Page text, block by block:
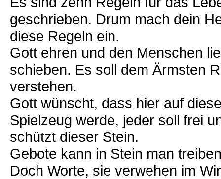
geschrieben. Drum mach dein
diese Regeln ein.
Gott ehren und den Menschen
schieben. Es soll dem Ärmsten
verstehen.
Gott wünscht, dass hier auf
Spielzeug werde, jeder soll frei
schützt dieser Stein.
Gebote kann in Stein man
Doch Worte, sie verwehen im